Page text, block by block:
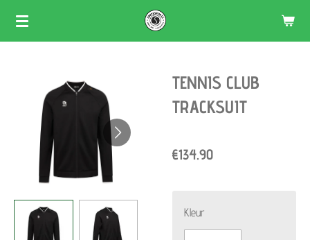
Skip
TENNIS CLUB
TRACKSUIT
€134.90
Kleur